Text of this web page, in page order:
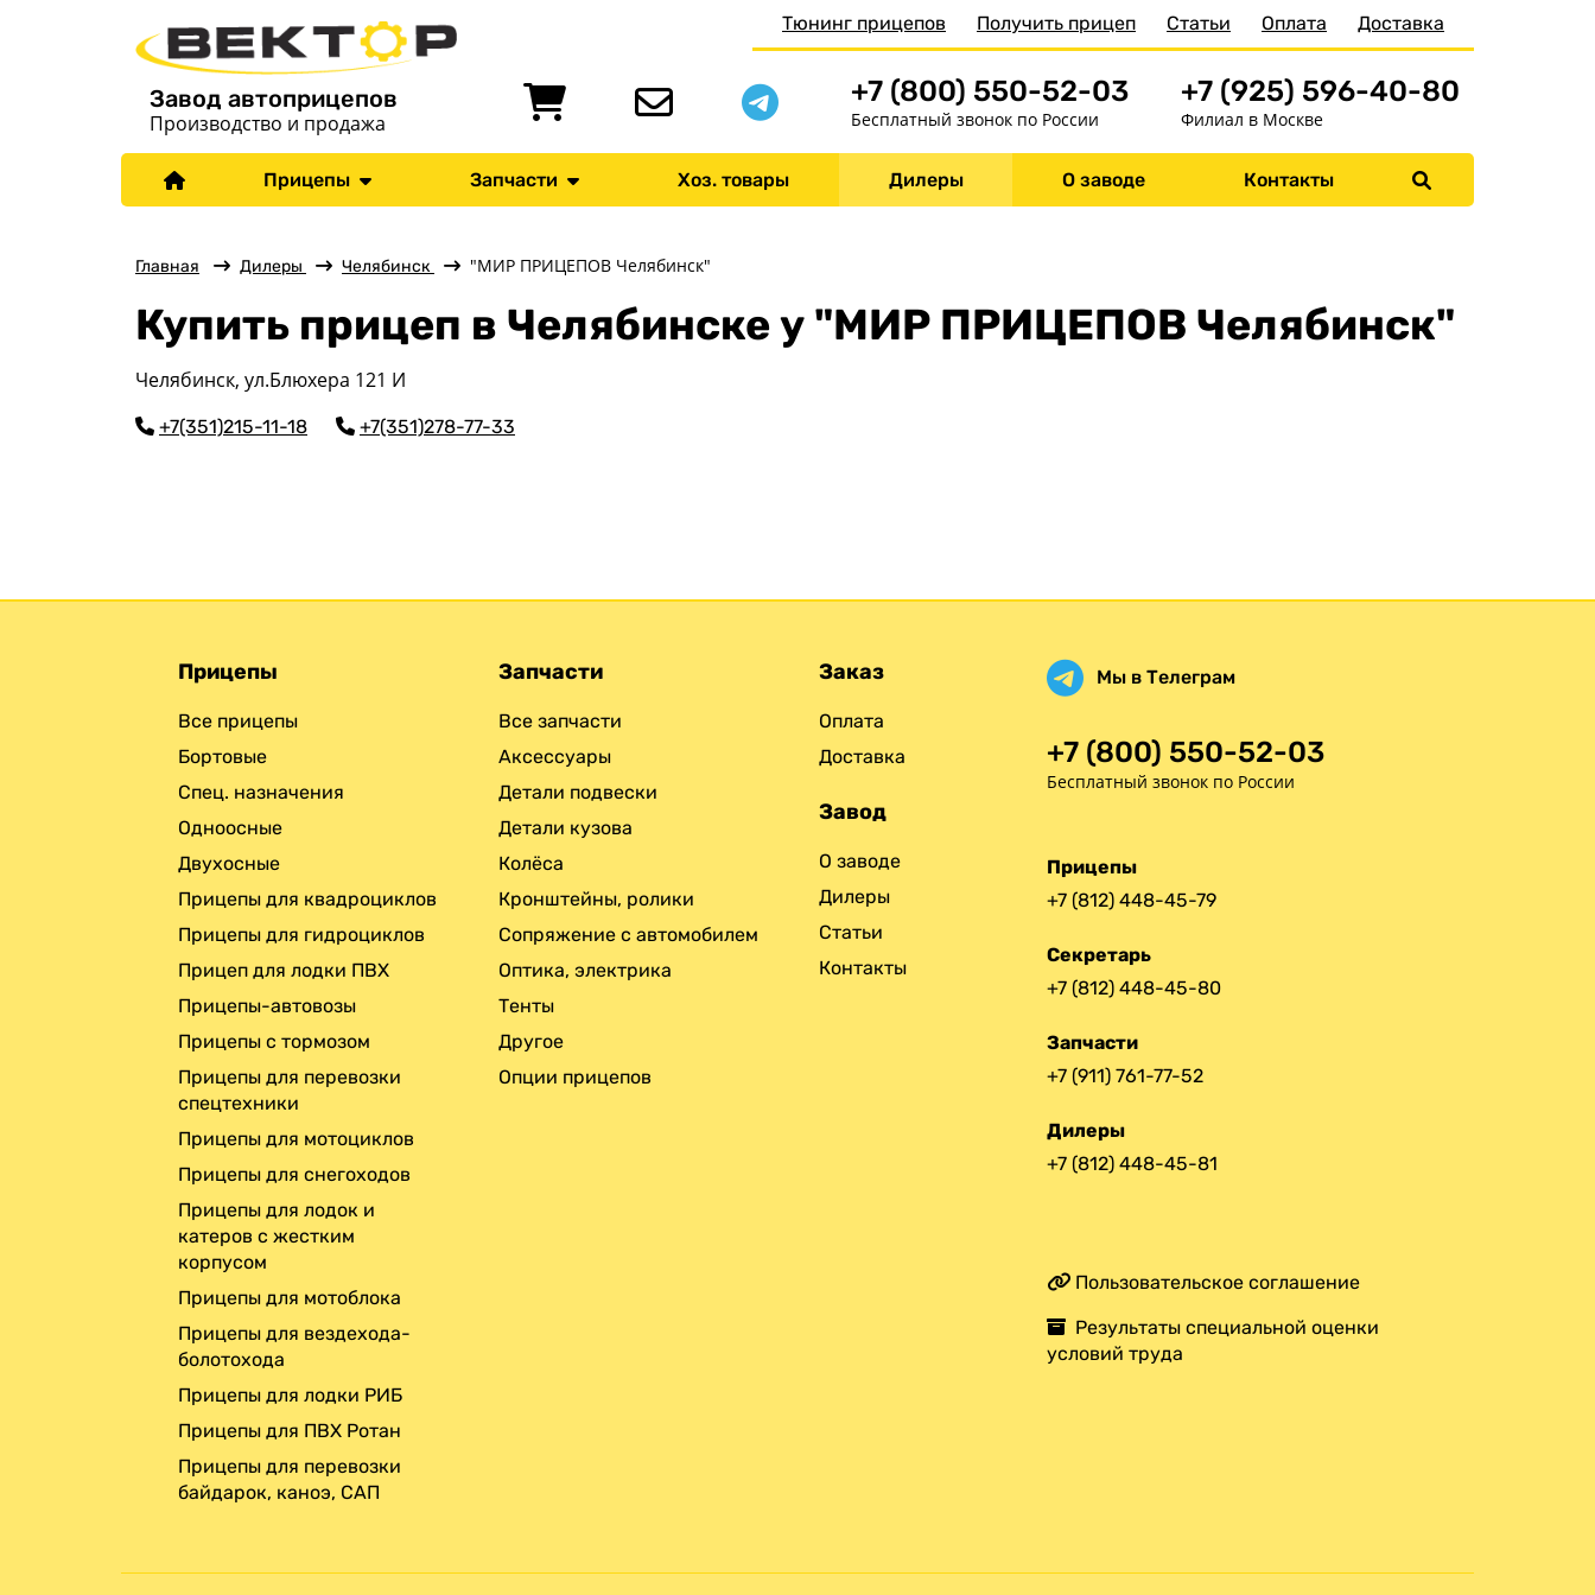
Главная
Хоз. товары
Дилеры
Завод автоприцепов
Производство и продажа
Тюнинг прицепов Получить прицеп Статьи Оплата Доставка
+7 (800) 550-52-03
Бесплатный звонок по России
+7 (925) 596-40-80
Филиал в Москве
Прицепы Запчасти Хоз. товары Дилеры О заводе Контакты
Главная Дилеры Челябинск "МИР ПРИЦЕПОВ Челябинск"
Купить прицеп в Челябинске у "МИР ПРИЦЕПОВ Челябинск"
Челябинск, ул.Блюхера 121 И
+7(351)215-11-18 +7(351)278-77-33
Прицепы
Все прицепы
Бортовые
Спец. назначения
Одноосные
Двухосные
Прицепы для квадроциклов
Прицепы для гидроциклов
Прицеп для лодки ПВХ
Прицепы-автовозы
Прицепы с тормозом
Прицепы для перевозки
спецтехники
Прицепы для мотоциклов
Прицепы для снегоходов
Прицепы для лодок и
катеров с жестким
корпусом
Прицепы для мотоблока
Прицепы для вездехода-
болотохода
Прицепы для лодки РИБ
Прицепы для ПВХ Ротан
Прицепы для перевозки
байдарок, каноэ, САП
Запчасти
Все запчасти
Аксессуары
Детали подвески
Детали кузова
Колёса
Кронштейны, ролики
Сопряжение с автомобилем
Оптика, электрика
Тенты
Другое
Опции прицепов
Заказ
Оплата
Доставка
Завод
О заводе
Дилеры
Статьи
Контакты
Мы в Телеграм
+7 (800) 550-52-03
Бесплатный звонок по России
Прицепы
+7 (812) 448-45-79
Секретарь
+7 (812) 448-45-80
Запчасти
+7 (911) 761-77-52
Дилеры
+7 (812) 448-45-81
Пользовательское соглашение
Результаты специальной оценки
условий труда